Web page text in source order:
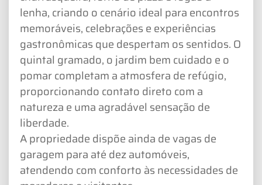
lenha, criando o cenário ideal para encontros
memoráveis, celebrações e experiências
gastronômicas que despertam os sentidos. O
quintal gramado, o jardim bem cuidado e o
pomar completam a atmosfera de refúgio,
proporcionando contato direto com a
natureza e uma agradável sensação de
liberdade.
A propriedade dispõe ainda de vagas de
garagem para até dez automóveis,
atendendo com conforto às necessidades de